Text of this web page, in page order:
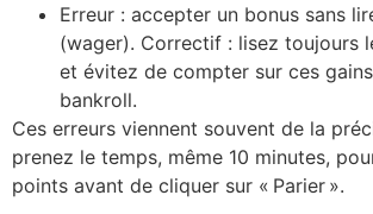
Erreur : accepter un bonus sans
(wager). Correctif : lisez toujours
et évitez de compter sur ces
bankroll.
Ces erreurs viennent souvent de la
prenez le temps, même 10 minutes,
points avant de cliquer sur « Parier ».